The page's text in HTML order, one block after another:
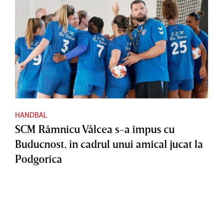
HANDBAL
SCM Râmnicu Vâlcea s-a impus cu
Buducnost, în cadrul unui amical jucat la
Podgorica